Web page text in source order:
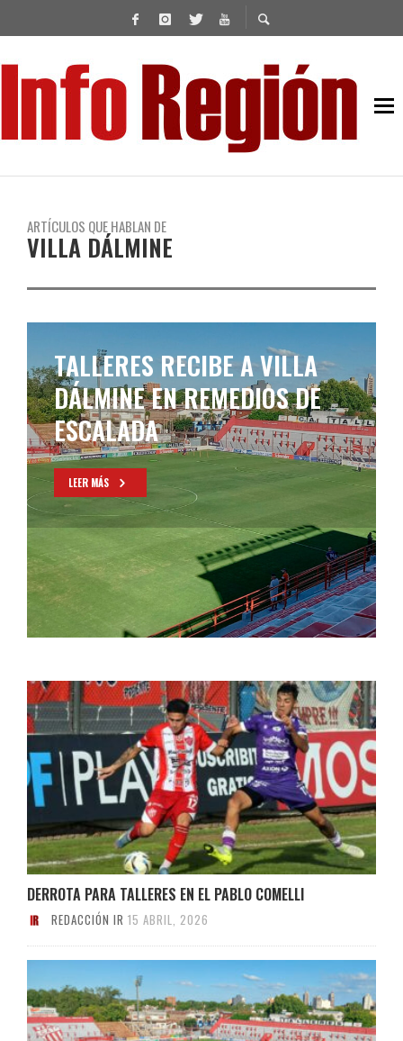
ARTÍCULOS QUE HABLAN DE
VILLA DÁLMINE
DURA DERROTA DE BROWN
DE ADROGUÉ ANTE VILLA
DÁLMINE QUE PREOCUPA SU
PRESENTE
LEER MÁS
DERROTA PARA TALLERES EN EL PABLO COMELLI
REDACCIÓN IR 15 ABRIL, 2026